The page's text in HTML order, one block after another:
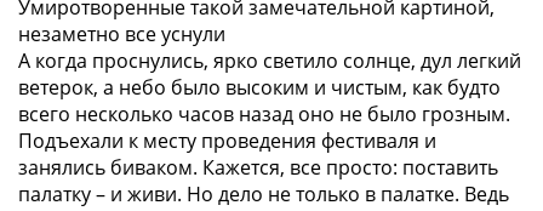
Умиротворенные такой замечательной картиной,
незаметно все уснули
А когда проснулись, ярко светило солнце, дул легкий
ветерок, а небо было высоким и чистым, как будто
всего несколько часов назад оно не было грозным.
Подъехали к месту проведения фестиваля и
занялись биваком. Кажется, все просто: поставить
палатку – и живи. Но дело не только в палатке. Ведь